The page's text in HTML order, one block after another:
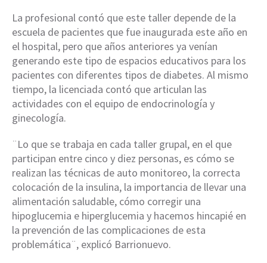
La profesional contó que este taller depende de la
escuela de pacientes que fue inaugurada este año en
el hospital, pero que años anteriores ya venían
generando este tipo de espacios educativos para los
pacientes con diferentes tipos de diabetes. Al mismo
tiempo, la licenciada contó que articulan las
actividades con el equipo de endocrinología y
ginecología.
¨Lo que se trabaja en cada taller grupal, en el que
participan entre cinco y diez personas, es cómo se
realizan las técnicas de auto monitoreo, la correcta
colocación de la insulina, la importancia de llevar una
alimentación saludable, cómo corregir una
hipoglucemia e hiperglucemia y hacemos hincapié en
la prevención de las complicaciones de esta
problemática¨, explicó Barrionuevo.